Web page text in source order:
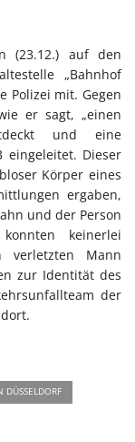
(23.12.) auf den
„Bahnhof
Polizei mit. Gegen
er sagt, „einen
und eine
eingeleitet. Dieser
Körper eines
ergaben,
und der Person
keinerlei
verletzten Mann
zur Identität des
der
DÜSSELDORF